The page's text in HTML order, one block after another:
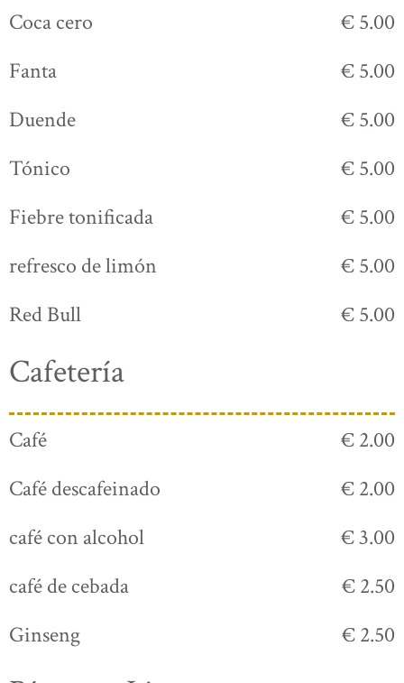
Coca cero
€ 5.00
Fanta
€ 5.00
Duende
€ 5.00
Tónico
€ 5.00
Fiebre tonificada
€ 5.00
refresco de limón
€ 5.00
Red Bull
€ 5.00
Cafetería
Café
€ 2.00
Café descafeinado
€ 2.00
café con alcohol
€ 3.00
café de cebada
€ 2.50
Ginseng
€ 2.50